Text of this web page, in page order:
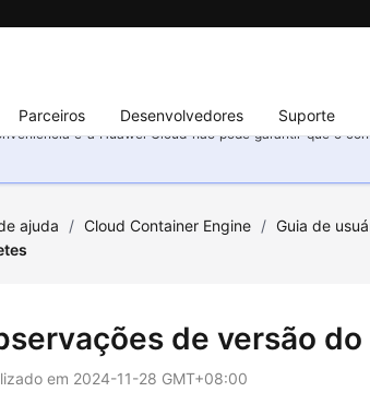
Parceiros Desenvolvedores Suporte
e a Huawei Cloud não pode garantir que o
ajuda / Cloud Container Engine / Guia de
de versão
em 2024-11-28 GMT+08:00